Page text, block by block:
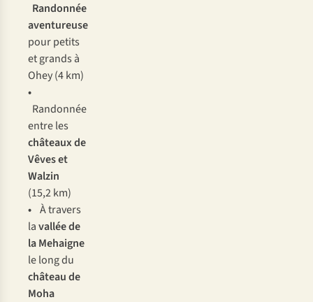
Randonnée
aventureuse
pour petits
et grands à
Ohey (4 km)
•
Randonnée
entre les
châteaux de
Vêves et
Walzin
(15,2 km)
• À travers
lavallée de
la Mehaigne
le long du
château de
Moha